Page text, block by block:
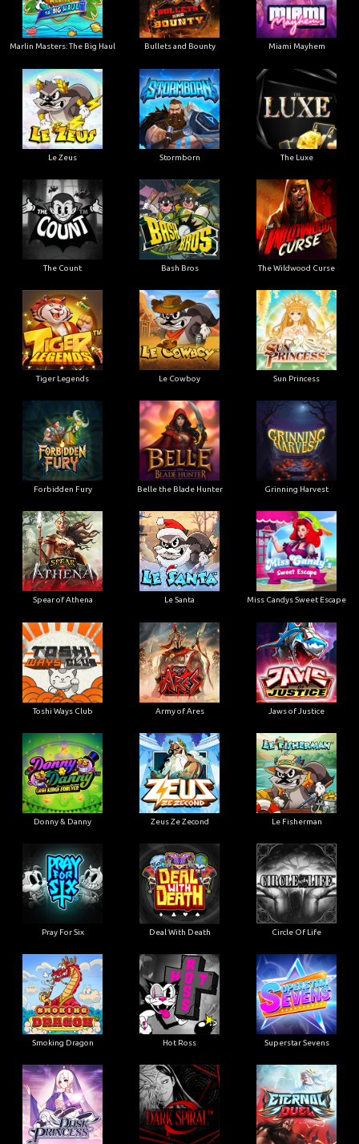
Marlin Masters: The Big Haul Bullets and Bounty Miami Mayhem
Le Zeus Stormborn The Luxe
The Count Bash Bros The Wildwood Curse
Tiger Legends Le Cowboy Sun Princess
Forbidden Fury Belle the Blade Hunter Grinning Harvest
Spear of Athena Le Santa Miss Candys Sweet Escape
Toshi Ways Club Army of Ares Jaws of Justice
Donny & Danny Zeus Ze Zecond Le Fisherman
Pray For Six Deal With Death Circle Of Life
Smoking Dragon Hot Ross Superstar Sevens